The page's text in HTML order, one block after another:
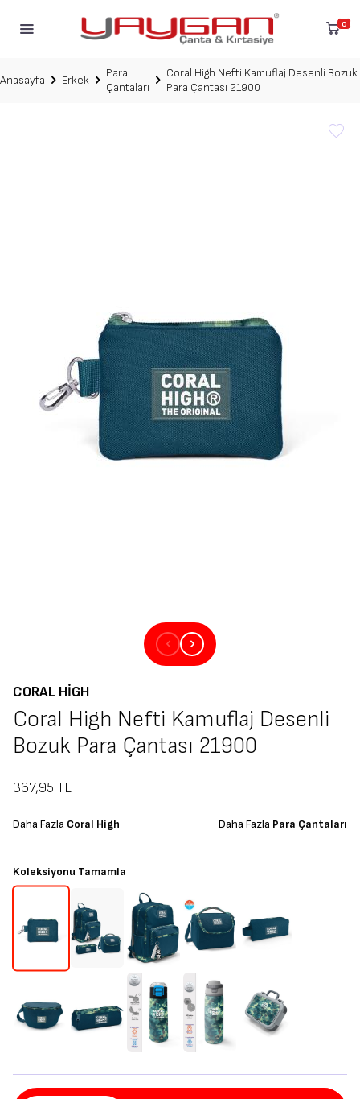
0
Anasayfa Erkek
Para
Çantaları
Coral High Nefti Kamuflaj Desenli Bozuk
Para Çantası 21900
CORAL HIGH
Coral High Nefti Kamuflaj Desenli
Bozuk Para Çantası 21900
367,95 TL
Daha Fazla Coral High Daha Fazla Para Çantaları
Koleksiyonu Tamamla